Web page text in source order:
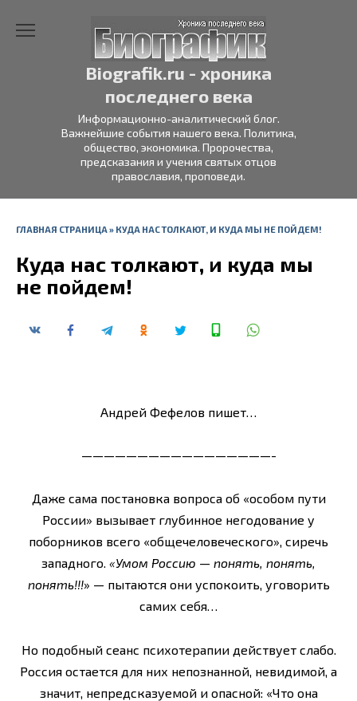
Biografik.ru - хроника
последнего века
Информационно-аналитический блог.
Важнейшие события нашего века. Политика,
общество, экономика. Пророчества,
предсказания и учения святых отцов
православия, проповеди.
ГЛАВНАЯ СТРАНИЦА» КУДА НАС ТОЛКАЮТ, И КУДА МЫ НЕ ПОЙДЕМ!
Куда нас толкают, и куда мы
не пойдем!
Андрей Фефелов пишет…
—————————————————-
Даже сама постановка вопроса об «особом пути
России» вызывает глубинное негодова­ние у
поборников всего «общечеловеческого», сиречь
западного. «Умом Россию — понять, понять,
понять!!!» — пытаются они успокоить, уговорить
самих себя…
Но подобный сеанс психотерапии действует слабо.
Россия остается для них непознанной, невидимой, а
значит, непредсказуемой и опасной: «Что она